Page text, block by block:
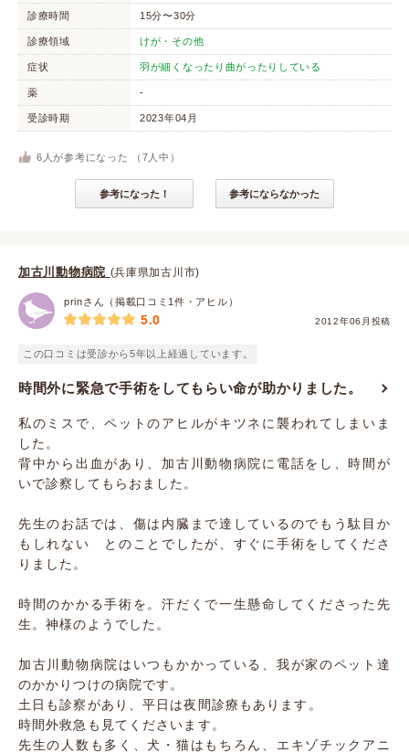
診療時間 15分〜30分
診療領域 けが・その他
症状 羽が細くなったり曲がったりしている
薬 -
受診時期 2023年04月
6 人が参考になった （ 7 人中）
参考になった！ 参考にならなかった
加古川動物病院 (兵庫県加古川市)
prinさん（掲載口コミ1件・アヒル）
2012年06月投稿
5.0
この口コミは受診から5年以上経過しています。
時間外に緊急で手術をしてもらい命が助かりました。
私のミスで、ペットのアヒルがキツネに襲われてしまいま
した。
背中から出血があり、加古川動物病院に電話をし、時間が
いで診察してもらおました。
先生のお話では、傷は内臓まで達しているのでもう駄目か
もしれない とのことでしたが、すぐに手術をしてくださ
りました。
時間のかかる手術を。汗だくで一生懸命してくださった先
生。神様のようでした。
加古川動物病院はいつもかかっている、我が家のペット達
のかかりつけの病院です。
土日も診察があり、平日は夜間診療もあります。
時間外救急も見てくださいます。
先生の人数も多く、犬・猫はもちろん、エキゾチックアニ